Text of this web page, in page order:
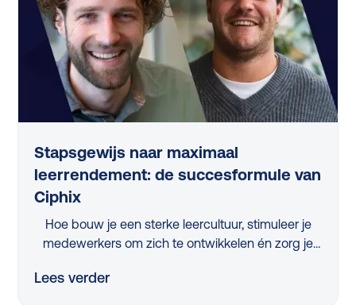
Stapsgewijs naar maximaal
leerrendement: de succesformule van
Ciphix
Hoe bouw je een sterke leercultuur, stimuleer je
medewerkers om zich te ontwikkelen én zorg je
Tijdens het webinar 'Stapsgewijs naar maximaal
Lees verder